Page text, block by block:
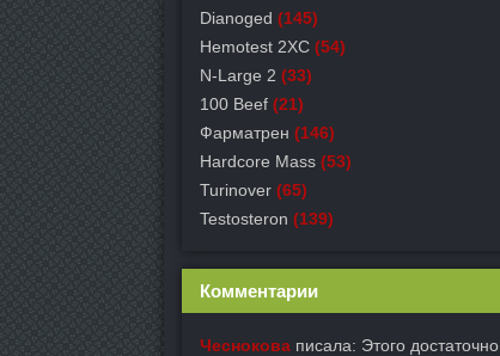
Dianoged (145)
Hemotest 2XC (54)
N-Large 2 (33)
100 Beef (21)
Фарматрен (146)
Hardcore Mass (53)
Turinover (65)
Testosteron (139)
Комментарии
Чеснокова писала: Этого достаточно